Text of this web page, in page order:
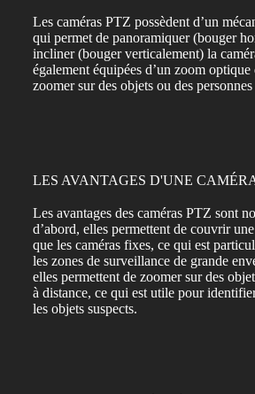
Les caméras PTZ possèdent d’un
qui permet de panoramiquer (bouger
incliner (bouger verticalement) la
également équipées d’un zoom
zoomer sur des objets ou des
LES AVANTAGES D'UNE
Les avantages des caméras PTZ sont
d’abord, elles permettent de couvrir
que les caméras fixes, ce qui est
les zones de surveillance de grande
elles permettent de zoomer sur des
à distance, ce qui est utile pour
les objets suspects.​